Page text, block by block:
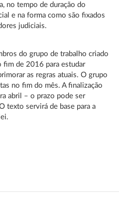
no tempo de duração do
e na forma como são fixados
judiciais.
do grupo de trabalho criado
fim de 2016 para estudar
as regras atuais. O grupo
no fim do mês. A finalização
abril – o prazo pode ser
texto servirá de base para a